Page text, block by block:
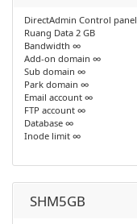
DirectAdmin Control panel
Ruang Data 2 GB
Bandwidth ∞
Add-on domain ∞
Sub domain ∞
Park domain ∞
Email account ∞
FTP account ∞
Database ∞
Inode limit ∞
SHM5GB